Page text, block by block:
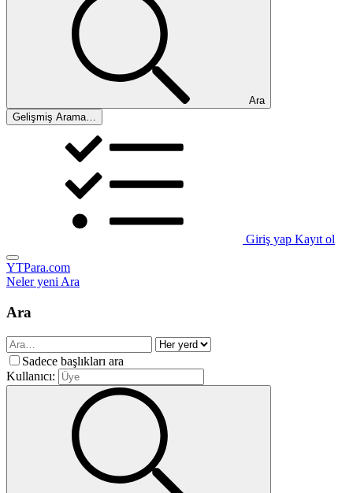
Ara
Gelişmiş Arama…
Giriş yap Kayıt ol
YTPara.com
Neler yeniAra
Ara
Sadece başlıkları ara
Kullanıcı: